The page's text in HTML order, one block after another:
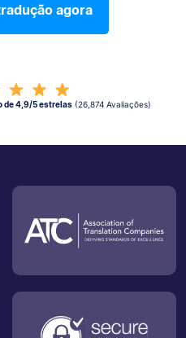
agora
de 4,9/5 estrelas (26,874 Avaliações)